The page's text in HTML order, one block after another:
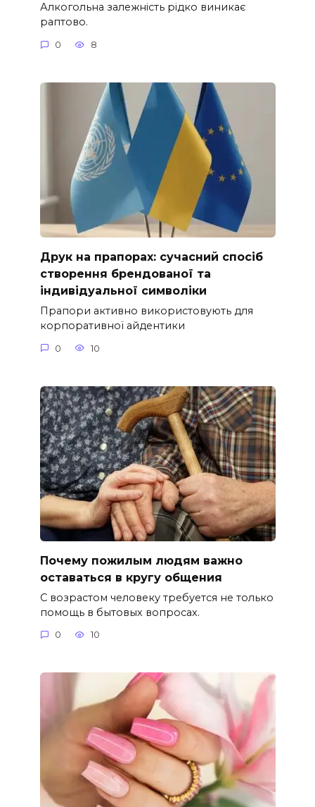
Алкогольна залежність рідко виникає
раптово.
0 8
Друк на прапорах: сучасний спосіб
створення брендованої та
індивідуальної символіки
Прапори активно використовують для
корпоративної айдентики
0 10
Почему пожилым людям важно
оставаться в кругу общения
С возрастом человеку требуется не только
помощь в бытовых вопросах.
0 10